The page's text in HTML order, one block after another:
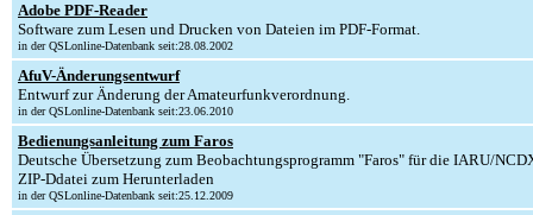
Adobe PDF-Reader
Software zum Lesen und Drucken von Dateien im PDF-Format.
in der QSLonline-Datenbank seit:28.08.2002
AfuV-Änderungsentwurf
Entwurf zur Änderung der Amateurfunkverordnung.
in der QSLonline-Datenbank seit:23.06.2010
Bedienungsanleitung zum Faros
Deutsche Übersetzung zum Beobachtungsprogramm "Faros" für die IARU/
ZIP-Ddatei zum Herunterladen
in der QSLonline-Datenbank seit:25.12.2009